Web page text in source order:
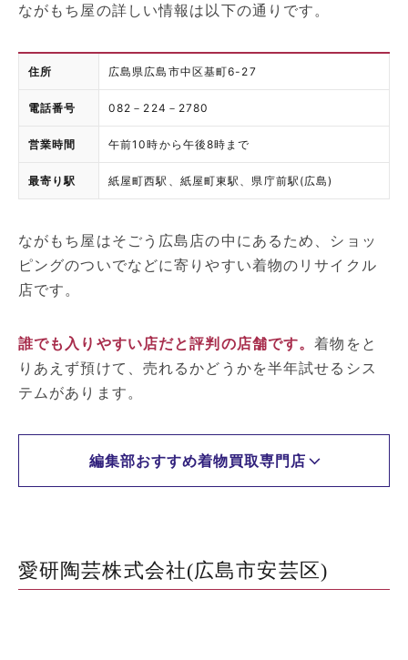
ながもち屋の詳しい情報は以下の通りです。
住所 広島県広島市中区基町6-27
電話番号 082－224－2780
営業時間 午前10時から午後8時まで
最寄り駅 紙屋町西駅、紙屋町東駅、県庁前駅(広島)
ながもち屋はそごう広島店の中にあるため、ショッ
ピングのついでなどに寄りやすい着物のリサイクル
店です。
誰でも入りやすい店だと評判の店舗です。着物をと
りあえず預けて、売れるかどうかを半年試せるシス
テムがあります。
編集部おすすめ着物買取専門店
愛研陶芸株式会社(広島市安芸区)